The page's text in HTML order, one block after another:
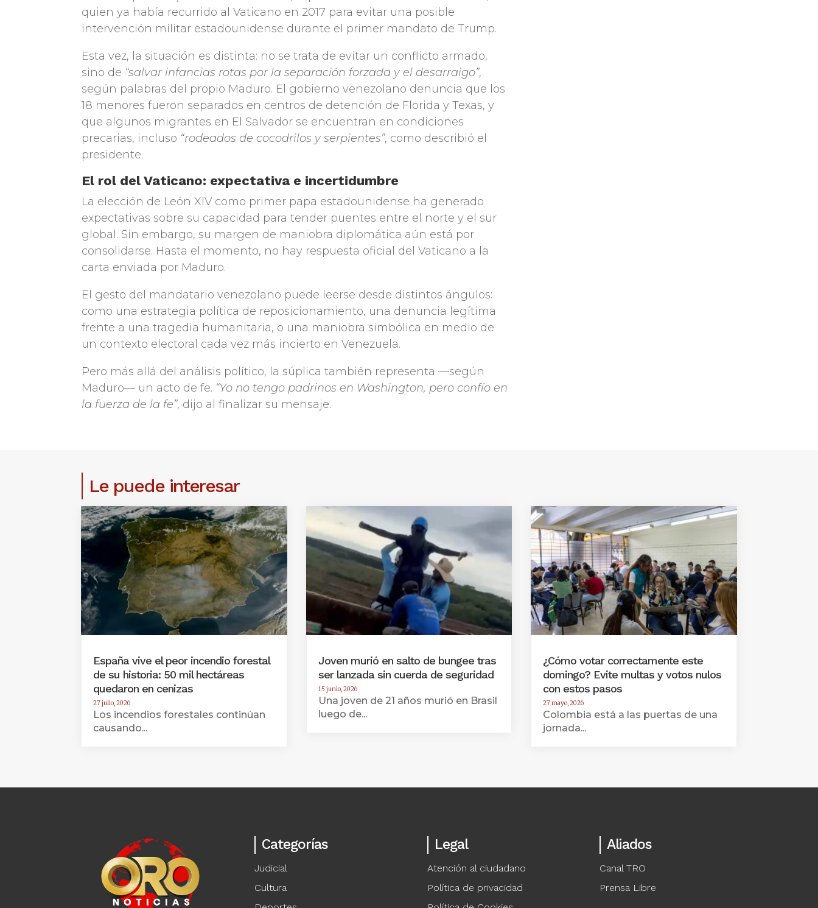
quien ya había recurrido al Vaticano en 2017 para evitar una posible
intervención militar estadounidense durante el primer mandato de Trump.
Esta vez, la situación es distinta: no se trata de evitar un conflicto armado,
sino de “salvar infancias rotas por la separación forzada y el desarraigo”,
según palabras del propio Maduro. El gobierno venezolano denuncia que los
18 menores fueron separados en centros de detención de Florida y Texas, y
que algunos migrantes en El Salvador se encuentran en condiciones
precarias, incluso “rodeados de cocodrilos y serpientes”, como describió el
presidente.
El rol del Vaticano: expectativa e incertidumbre
La elección de León XIV como primer papa estadounidense ha generado
expectativas sobre su capacidad para tender puentes entre el norte y el sur
global. Sin embargo, su margen de maniobra diplomática aún está por
consolidarse. Hasta el momento, no hay respuesta oficial del Vaticano a la
carta enviada por Maduro.
El gesto del mandatario venezolano puede leerse desde distintos ángulos:
como una estrategia política de reposicionamiento, una denuncia legítima
frente a una tragedia humanitaria, o una maniobra simbólica en medio de
un contexto electoral cada vez más incierto en Venezuela.
Pero más allá del análisis político, la súplica también representa —según
Maduro— un acto de fe. “Yo no tengo padrinos en Washington, pero confío en
la fuerza de la fe”, dijo al finalizar su mensaje.
Le puede interesar
España vive el peor incendio forestal
de su historia: 50 mil hectáreas
quedaron en cenizas
27 julio, 2026
Los incendios forestales continúan
causando...
Joven murió en salto de bungee tras
ser lanzada sin cuerda de seguridad
15 junio, 2026
Una joven de 21 años murió en Brasil
luego de...
¿Cómo votar correctamente este
domingo? Evite multas y votos nulos
con estos pasos
27 mayo, 2026
Colombia está a las puertas de una
jornada...
Categorías
Judicial
Cultura
Legal
Atención al ciudadano
Política de privacidad
Aliados
Canal TRO
Prensa Libre